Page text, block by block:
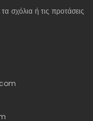
σχόλια ή τις προτάσεις